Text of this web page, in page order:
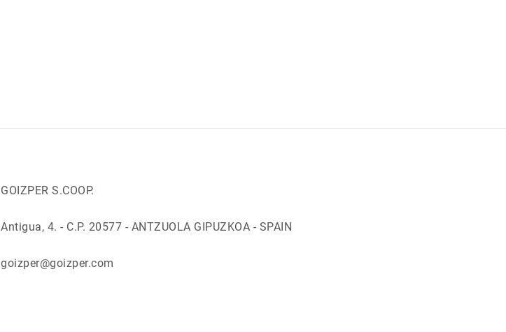
GOIZPER S.COOP.
Antigua, 4. - C.P. 20577 - ANTZUOLA GIPUZKOA - SPAIN
goizper@goizper.com